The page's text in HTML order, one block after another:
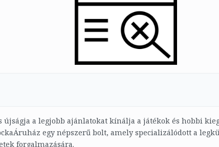
újságja a legjobb ajánlatokat kínálja a játékok és hobbi
egy népszerű bolt, amely specializálódott a
forgalmazására.